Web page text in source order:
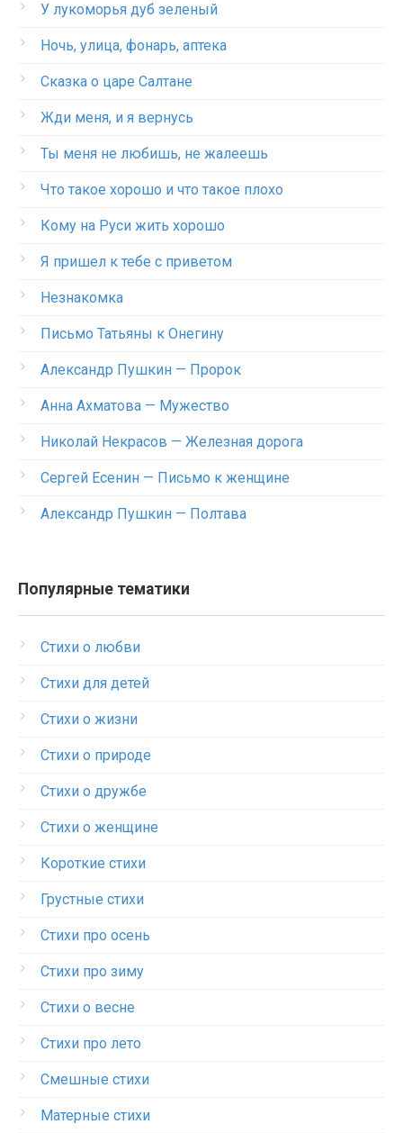
У лукоморья дуб зеленый
Ночь, улица, фонарь, аптека
Сказка о царе Салтане
Жди меня, и я вернусь
Ты меня не любишь, не жалеешь
Что такое хорошо и что такое плохо
Кому на Руси жить хорошо
Я пришел к тебе с приветом
Незнакомка
Письмо Татьяны к Онегину
Александр Пушкин — Пророк
Анна Ахматова — Мужество
Николай Некрасов — Железная дорога
Сергей Есенин — Письмо к женщине
Александр Пушкин — Полтава
Популярные тематики
Стихи о любви
Стихи для детей
Стихи о жизни
Стихи о природе
Стихи о дружбе
Стихи о женщине
Короткие стихи
Грустные стихи
Стихи про осень
Стихи про зиму
Стихи о весне
Стихи про лето
Смешные стихи
Матерные стихи